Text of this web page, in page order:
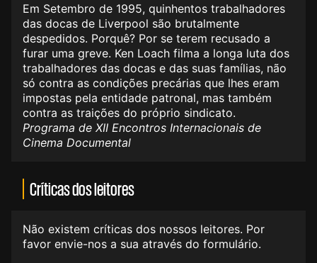
Em Setembro de 1995, quinhentos trabalhadores
das docas de Liverpool são brutalmente
despedidos. Porquê? Por se terem recusado a
furar uma greve. Ken Loach filma a longa luta dos
trabalhadores das docas e das suas famílias, não
só contra as condições precárias que lhes eram
impostas pela entidade patronal, mas também
contra as traições do próprio sindicato.
Programa de XII Encontros Internacionais de
Cinema Documental
Críticas dos leitores
Não existem críticas dos nossos leitores. Por
favor envie-nos a sua através do formulário.